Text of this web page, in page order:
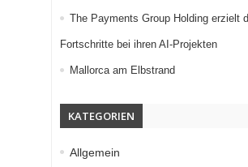
The Payments Group Holding erzielt
Fortschritte bei ihren AI-Projekten
Mallorca am Elbstrand
KATEGORIEN
Allgemein